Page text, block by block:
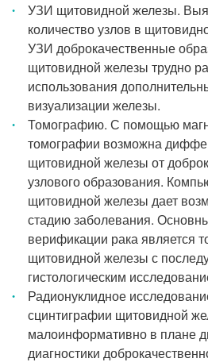
УЗИ щитовидной железы.
количество узлов в
УЗИ доброкачественные
щитовидной железы трудно
использования
визуализации железы.
Томографию. С помощью
томографии возможна
щитовидной железы от
узлового образования.
щитовидной железы дает
стадию заболевания.
верификации рака является
щитовидной железы с
гистологическим
Радионуклидное
сцинтиграфии щитовидной
малоинформативно в плане
диагностики